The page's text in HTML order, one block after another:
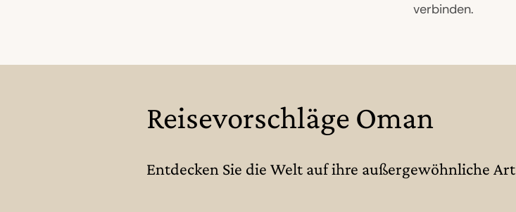
verbinden.
Reisevorschläge Oman
Entdecken Sie die Welt auf ihre außergewöhnliche Art